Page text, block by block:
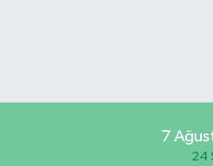
7
24